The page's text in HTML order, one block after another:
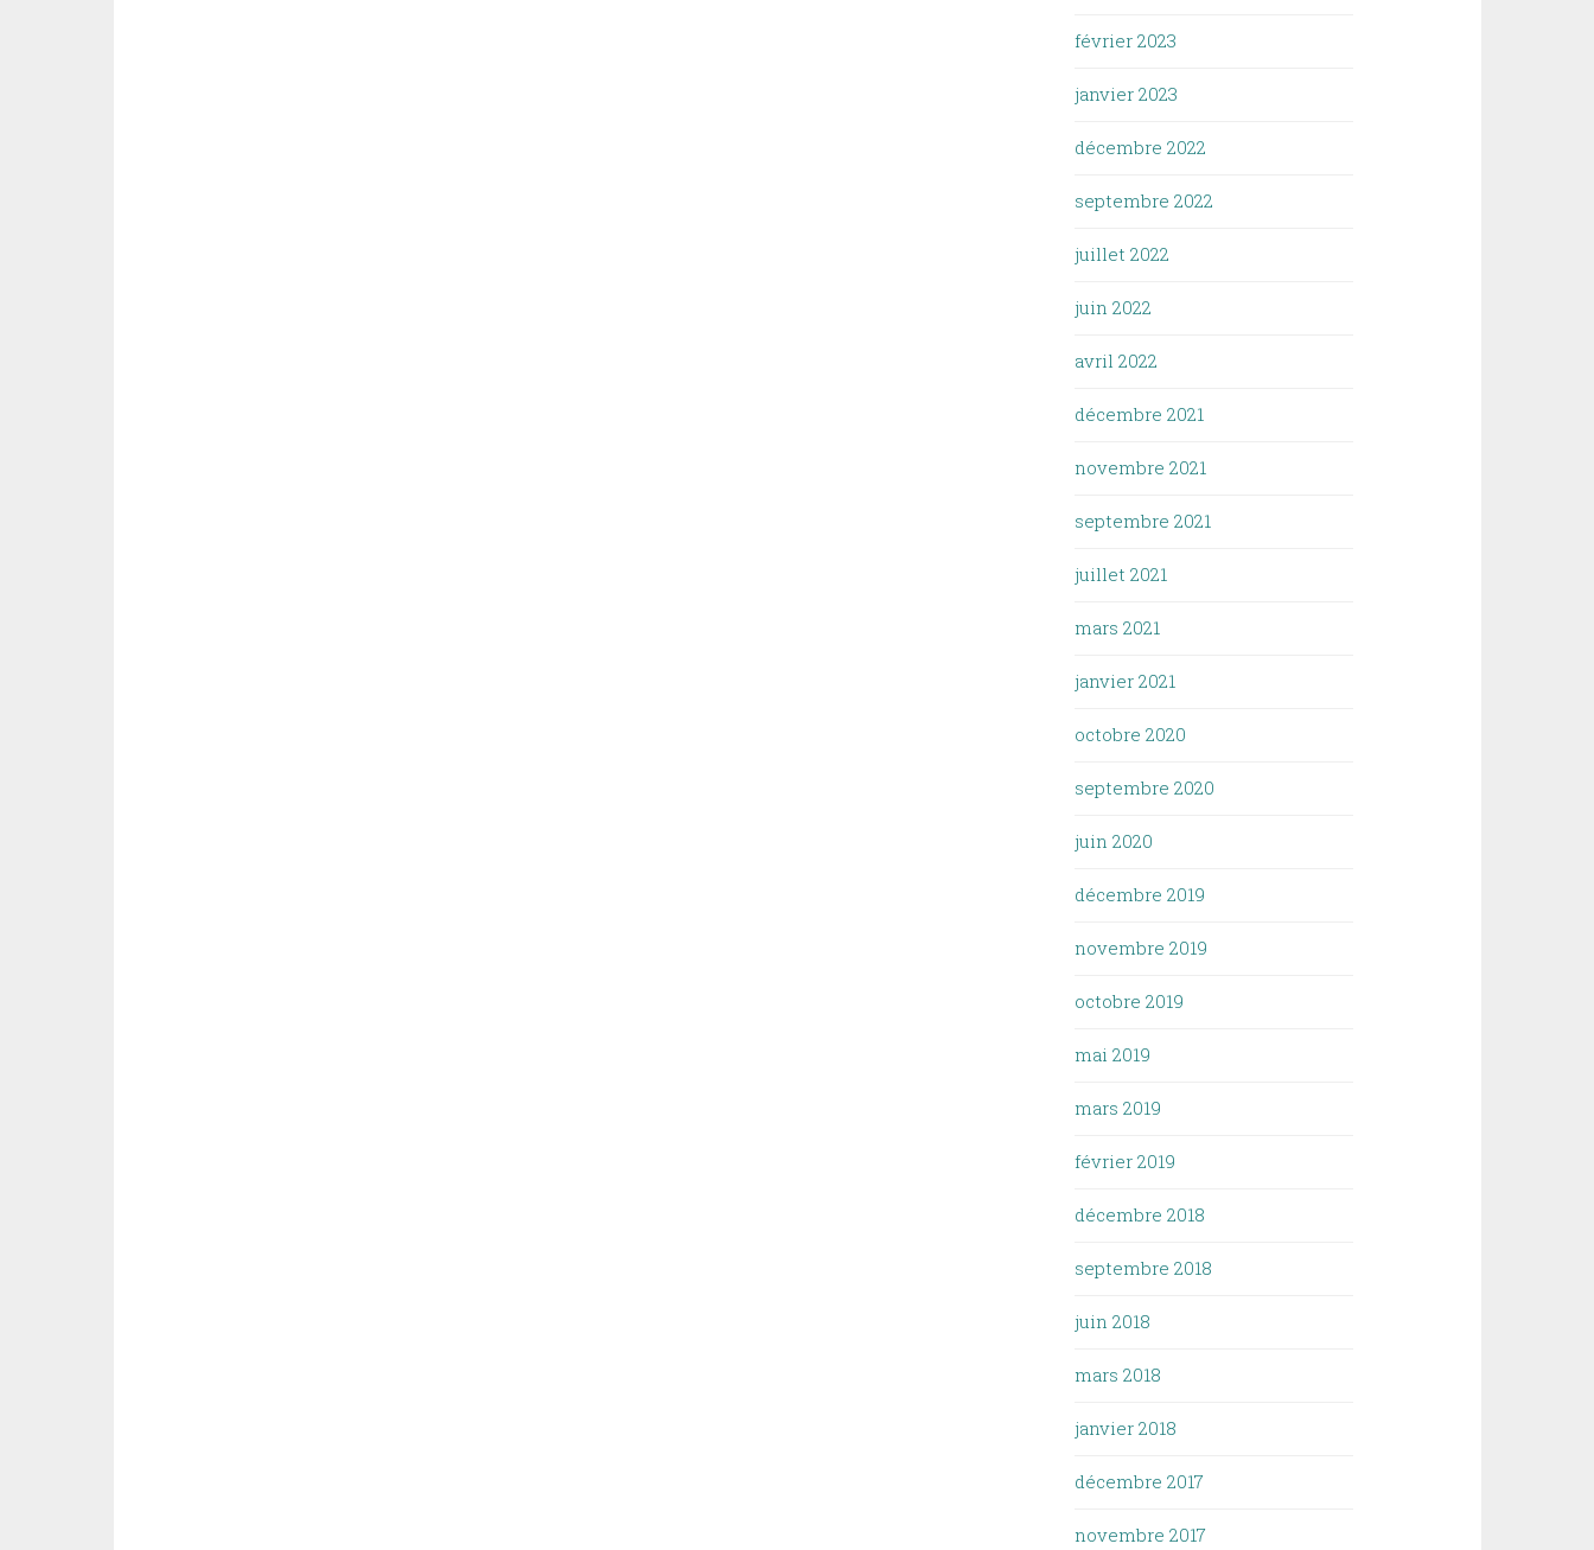
février 2023
janvier 2023
décembre 2022
septembre 2022
juillet 2022
juin 2022
avril 2022
décembre 2021
novembre 2021
septembre 2021
juillet 2021
mars 2021
janvier 2021
octobre 2020
septembre 2020
juin 2020
décembre 2019
novembre 2019
octobre 2019
mai 2019
mars 2019
février 2019
décembre 2018
septembre 2018
juin 2018
mars 2018
janvier 2018
décembre 2017
novembre 2017